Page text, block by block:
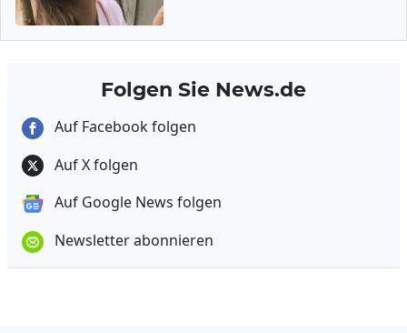
Folgen Sie News.de
Auf Facebook folgen
Auf X folgen
Auf Google News folgen
Newsletter abonnieren